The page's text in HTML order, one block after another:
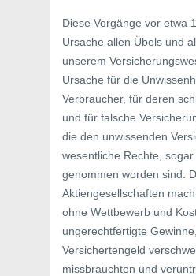
Diese Vorgänge vor etwa
Ursache allen Übels und
unserem
Ursache für die
Verbraucher, für deren
und für falsche
die den unwissenden
wesentliche Rechte, sogar
genommen worden sind.
Aktiengesellschaften
ohne Wettbewerb und
ungerechtfertigte
Versichertengeld
missbrauchten und